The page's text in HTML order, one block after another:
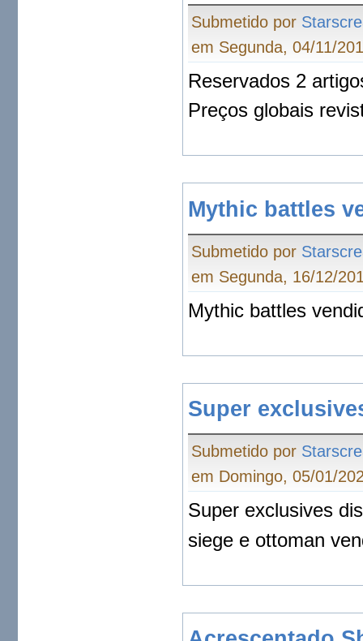
Submetido por
em Segunda, 04/11/
Reservados 2
Preços globais
Mythic battles
Submetido por
em Segunda, 16/12/
Mythic battles
Super
Submetido por
em Domingo, 05/01/
Super exclusives
siege e ottoman